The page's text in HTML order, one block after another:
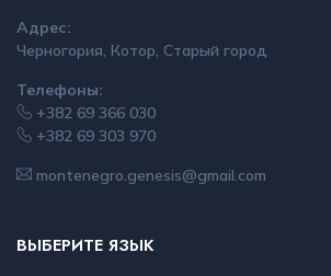
Адрес:
Черногория, Котор, Старый город
Телефоны:
+382 69 366 030
+382 69 303 970
montenegro.genesis@gmail.com
ВЫБЕРИТЕ ЯЗЫК